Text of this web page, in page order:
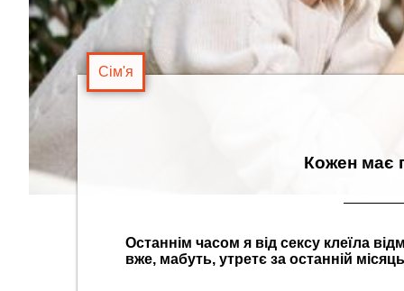
Сім'я
Кожен має
Останнім часом я від сексу клеїла
вже, мабуть, утретє за останній